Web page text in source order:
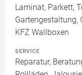
Laminat, Parkett,
Gartengestaltung,
KFZ Wallboxen
SERVICE
Reparatur,